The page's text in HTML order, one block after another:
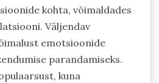
kohta, võimaldades
Väljendav
emotsioonide
parandamiseks.
kuna